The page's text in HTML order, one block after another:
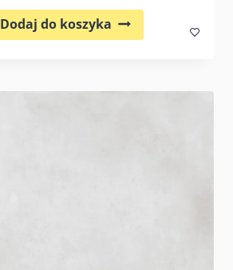
Dodaj do koszyka